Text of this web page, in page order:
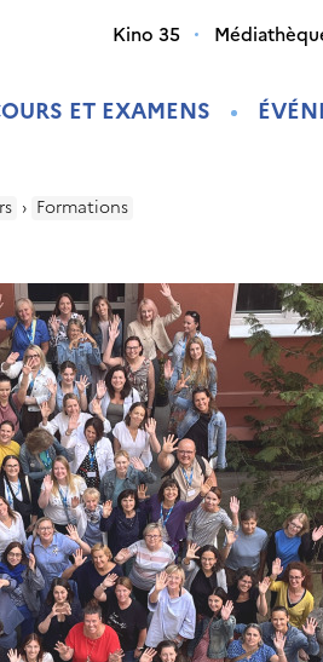
ET EXAMENS
Kino 35
› Formations